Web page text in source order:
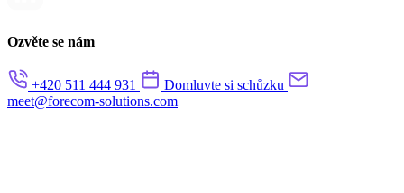
Ozvěte se nám
+420 511 444 931
Domluvte si schůzku
meet@forecom-solutions.com